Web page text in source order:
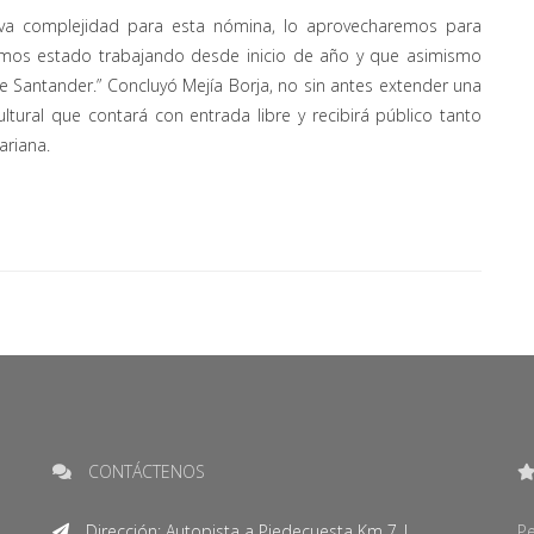
complejidad para esta nómina, lo aprovecharemos para
estado trabajando desde inicio de año y que asimismo
Concluyó Mejía Borja, no sin antes extender una
que contará con entrada libre y recibirá público tanto
CONTÁCTENOS